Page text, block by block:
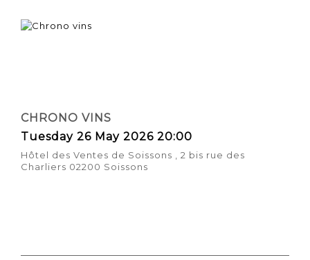
CHRONO VINS
Tuesday 26 May 2026 20:00
Hôtel des Ventes de Soissons , 2 bis rue des
Charliers 02200 Soissons